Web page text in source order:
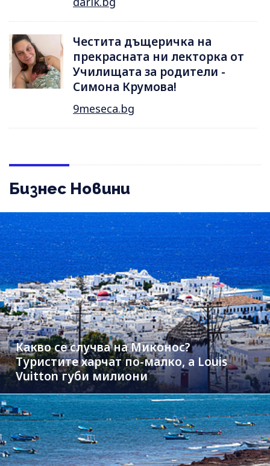
Честита дъщеричка на
прекрасната ни лекторка от
Училищата за родители -
Симона Крумова!
9meseca.bg
Бизнес Новини
Какво се случва на Миконос?
Туристите харчат по-малко, а Louis
Vuitton губи милиони